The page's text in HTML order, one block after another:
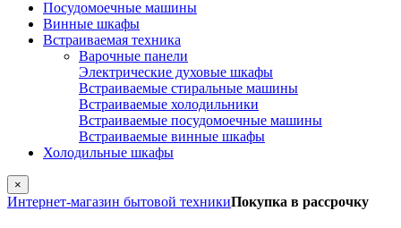
Посудомоечные машины
Винные шкафы
Встраиваемая техника
Варочные панели
Электрические духовые шкафы
Встраиваемые стиральные машины
Встраиваемые холодильники
Встраиваемые посудомоечные машины
Встраиваемые винные шкафы
Холодильные шкафы
×
Интернет-магазин бытовой техникиПокупка в рассрочку